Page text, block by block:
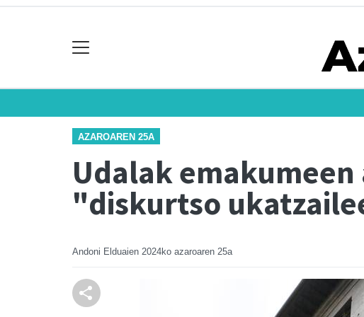
AZAROAREN 25A
Udalak
"diskurtso
Andoni Elduaien 2024ko azaroaren 25a